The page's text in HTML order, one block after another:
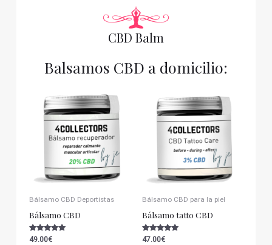
CBD Balm
Balsamos CBD a domicilio:
Bálsamo CBD Deportistas
Bálsamo CBD
Valorado con
49.00€
Bálsamo CBD para la piel
Bálsamo tatto CBD
Valorado con
47.00€